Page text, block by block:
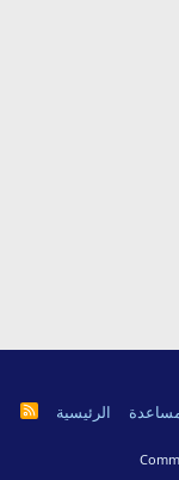
الرئيسية
R